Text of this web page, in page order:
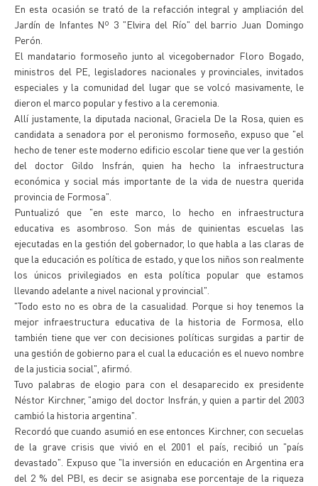
En esta ocasión se trató de la refacción integral y ampliación del
Jardín de Infantes Nº 3 "Elvira del Río" del barrio Juan Domingo
Perón.
El mandatario formoseño junto al vicegobernador Floro Bogado,
ministros del PE, legisladores nacionales y provinciales, invitados
especiales y la comunidad del lugar que se volcó masivamente, le
dieron el marco popular y festivo a la ceremonia.
Allí justamente, la diputada nacional, Graciela De la Rosa, quien es
candidata a senadora por el peronismo formoseño, expuso que "el
hecho de tener este moderno edificio escolar tiene que ver la gestión
del doctor Gildo Insfrán, quien ha hecho la infraestructura
económica y social más importante de la vida de nuestra querida
provincia de Formosa".
Puntualizó que "en este marco, lo hecho en infraestructura
educativa es asombroso. Son más de quinientas escuelas las
ejecutadas en la gestión del gobernador, lo que habla a las claras de
que la educación es política de estado, y que los niños son realmente
los únicos privilegiados en esta política popular que estamos
llevando adelante a nivel nacional y provincial".
"Todo esto no es obra de la casualidad. Porque si hoy tenemos la
mejor infraestructura educativa de la historia de Formosa, ello
también tiene que ver con decisiones políticas surgidas a partir de
una gestión de gobierno para el cual la educación es el nuevo nombre
de la justicia social", afirmó.
Tuvo palabras de elogio para con el desaparecido ex presidente
Néstor Kirchner, "amigo del doctor Insfrán, y quien a partir del 2003
cambió la historia argentina".
Recordó que cuando asumió en ese entonces Kirchner, con secuelas
de la grave crisis que vivió en el 2001 el país, recibió un "país
devastado". Expuso que "la inversión en educación en Argentina era
del 2 % del PBI, es decir se asignaba ese porcentaje de la riqueza